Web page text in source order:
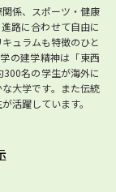
係、スポーツ・健康
路に合わせて自由に
ュラムも特徴のひと
の建学精神は「東西
名の学生が海外に
大学です。また伝統
活躍しています。